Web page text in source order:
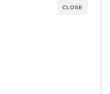
CLOSE